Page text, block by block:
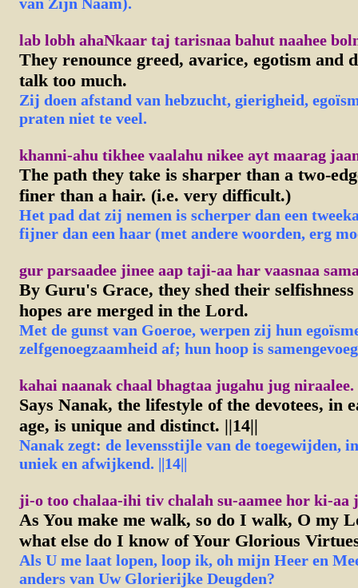
lab lobh ahaNkaar taj tarisnaa bahut naahee
They renounce greed, avarice, egotism and
talk too much.
Zij doen afstand van hebzucht, gierigheid,
praten niet te veel.
khanni-ahu tikhee vaalahu nikee ayt maarag
The path they take is sharper than a two-
finer than a hair. (i.e. very difficult.)
Het pad dat zij nemen is scherper dan een
fijner dan een haar (met andere woorden, erg
gur parsaadee jinee aap taji-aa har vaasnaa
By Guru's Grace, they shed their
hopes are merged in the Lord.
Met de gunst van Goeroe, werpen zij hun
zelfgenoegzaamheid af; hun hoop is
kahai naanak chaal bhagtaa jugahu jug niraalee.
Says Nanak, the lifestyle of the devotees, in
age, is unique and distinct. ||14||
Nanak zegt: de levensstijle van de toegewijden,
uniek en afwijkend. ||14||
ji-o too chalaa-ihi tiv chalah su-aamee hor ki-aa
As You make me walk, so do I walk, O my
what else do I know of Your Glorious
Als U me laat lopen, loop ik, oh mijn Heer en
anders van Uw Glorierijke Deugden?